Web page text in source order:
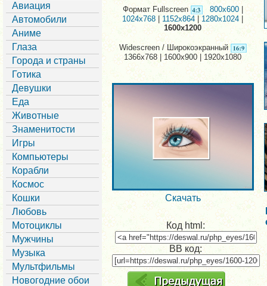
Авиация
Автомобили
Аниме
Глаза
Города и страны
Готика
Девушки
Еда
Животные
Знаменитости
Игры
Компьютеры
Корабли
Космос
Кошки
Любовь
Мотоциклы
Мужчины
Музыка
Мультфильмы
Новогодние обои
Формат Fullscreen 800x600
1024x768
1152x864|1280x1024
1600x1200
Widescreen / Широкоэкранный
1366x768 | 1600x900 | 1920x1080
Скачать
Код html:
BB код: